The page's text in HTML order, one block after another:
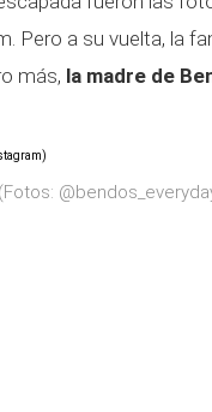
Pero a su vuelta, la
más, la madre de